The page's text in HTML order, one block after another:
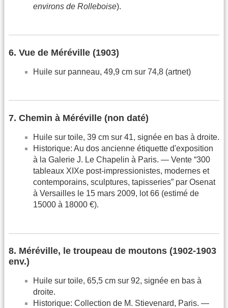
environs de Rolleboise).
6. Vue de Méréville (1903)
Huile sur panneau, 49,9 cm sur 74,8 (artnet)
7. Chemin à Méréville (non daté)
Huile sur toile, 39 cm sur 41, signée en bas à droite.
Historique: Au dos ancienne étiquette d'exposition
à la Galerie J. Le Chapelin à Paris. — Vente “300
tableaux XIXe post-impressionistes, modernes et
contemporains, sculptures, tapisseries” par Osenat
à Versailles le 15 mars 2009, lot 66 (estimé de
15000 à 18000 €).
8. Méréville, le troupeau de moutons (1902-1903
env.)
Huile sur toile, 65,5 cm sur 92, signée en bas à
droite.
Historique: Collection de M. Stievenard, Paris. —